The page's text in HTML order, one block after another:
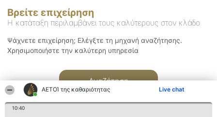
ΑΕΤΟΊ της καθαριότητας Live chat
10:40
Βρείτε επιχείρηση
Η κατάταξη περιλαμβάνει τους καλύτερους στον κλάδο
Ψάχνετε επιχείρηση; Ελέγξτε τη μηχανή αναζήτησης.
Χρησιμοποιήστε την καλύτερη υπηρεσία
Αναζήτηση